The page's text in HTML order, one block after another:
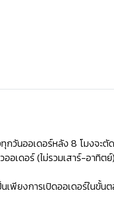
วันออเดอร์หลัง 8 โมงจะตั
อเดอร์ (ไม่รวมเสาร์-อาทิต
เพียงการเปิดออเดอร์ในขั้